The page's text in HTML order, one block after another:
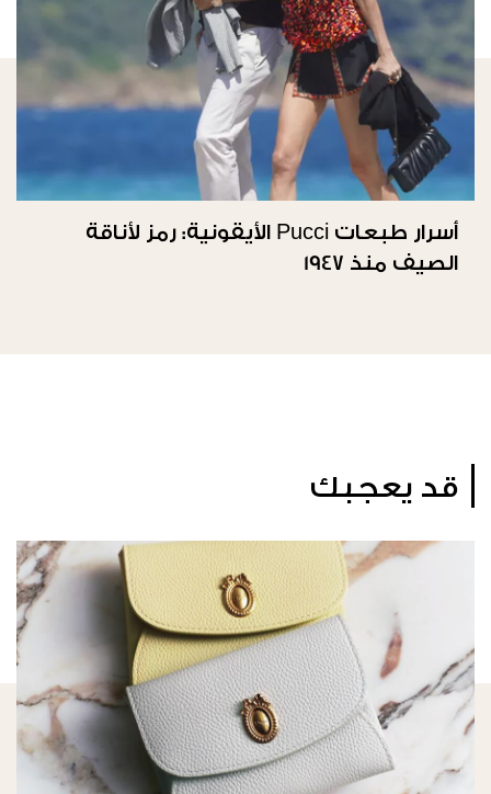
أسرار طبعات Pucci الأيقونية: رمز لأناقة
الصيف منذ 1947
قد يعجبك